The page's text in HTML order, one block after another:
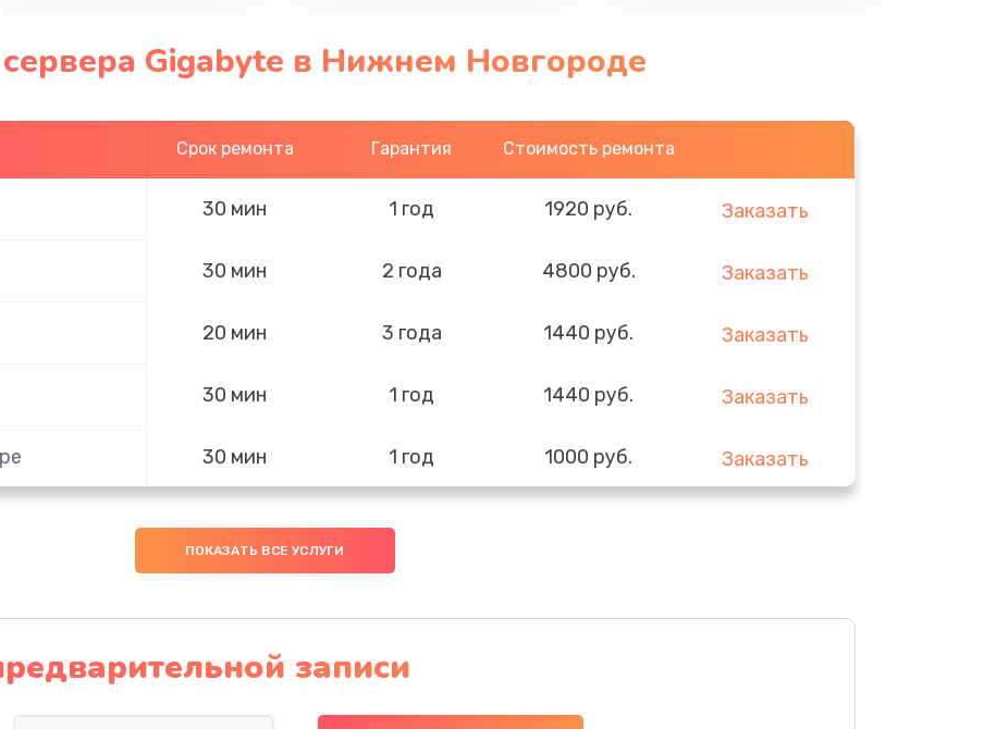
Gigabyte в Нижнем Новгороде
Срок ремонта Гарантия Стоимость ремонта
30 мин 1 год 1920 руб. Заказать
30 мин 2 года 4800 руб. Заказать
20 мин 3 года 1440 руб. Заказать
30 мин 1 год 1440 руб. Заказать
30 мин 1 год 1000 руб. Заказать
50 мин 1 год
Заказать
40 мин 1 год
ПОКАЗАТЬ ВСЕ УСЛУГИ
записи